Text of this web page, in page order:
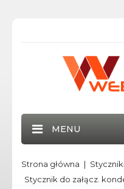
MENU
Strona główna
Stycznik do załącz.